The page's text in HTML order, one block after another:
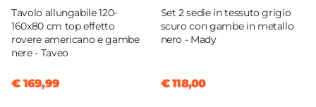
Tavolo allungabile 120-
160x80 cm top effetto
rovere americano e gambe
nere - Taveo
€ 169,99
Set 2 sedie in tessuto grigio
scuro con gambe in metallo
nero - Mady
€ 118,00